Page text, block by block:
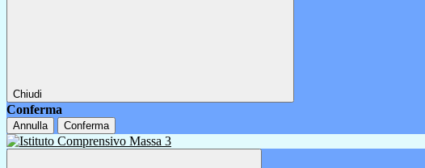
Chiudi
Conferma
Annulla Conferma